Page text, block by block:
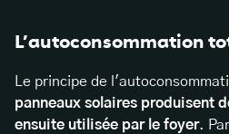
L’autoconsommation
Le principe de
panneaux solaires produisent
ensuite utilisée par le foyer.